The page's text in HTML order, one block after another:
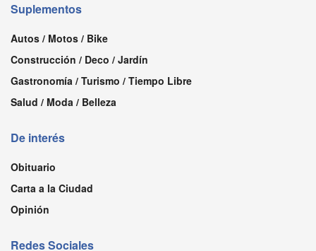
Suplementos
Autos / Motos / Bike
Construcción / Deco / Jardín
Gastronomía / Turismo / Tiempo Libre
Salud / Moda / Belleza
De interés
Obituario
Carta a la Ciudad
Opinión
Redes Sociales